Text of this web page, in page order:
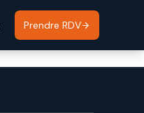
Prendre RDV
Cas d’usage